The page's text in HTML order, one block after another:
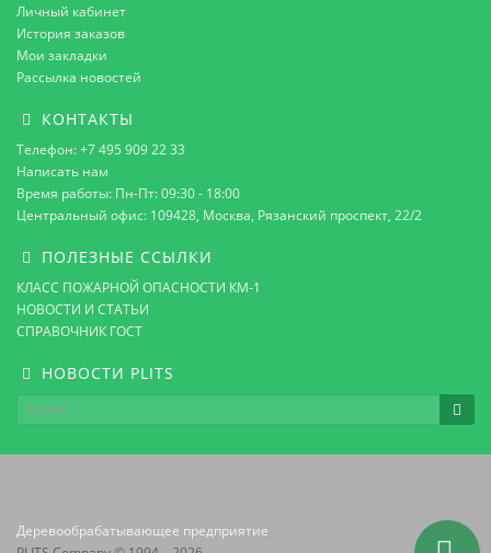
Личный кабинет
История заказов
Мои закладки
Рассылка новостей
КОНТАКТЫ
Телефон: +7 495 909 22 33
Написать нам
Время работы: Пн-Пт: 09:30 - 18:00
Центральный офис: 109428, Москва, Рязанский проспект, 22/2
ПОЛЕЗНЫЕ ССЫЛКИ
КЛАСС ПОЖАРНОЙ ОПАСНОСТИ КМ-1
НОВОСТИ И СТАТЬИ
СПРАВОЧНИК ГОСТ
НОВОСТИ PLITS
Деревообрабатывающее предприятие